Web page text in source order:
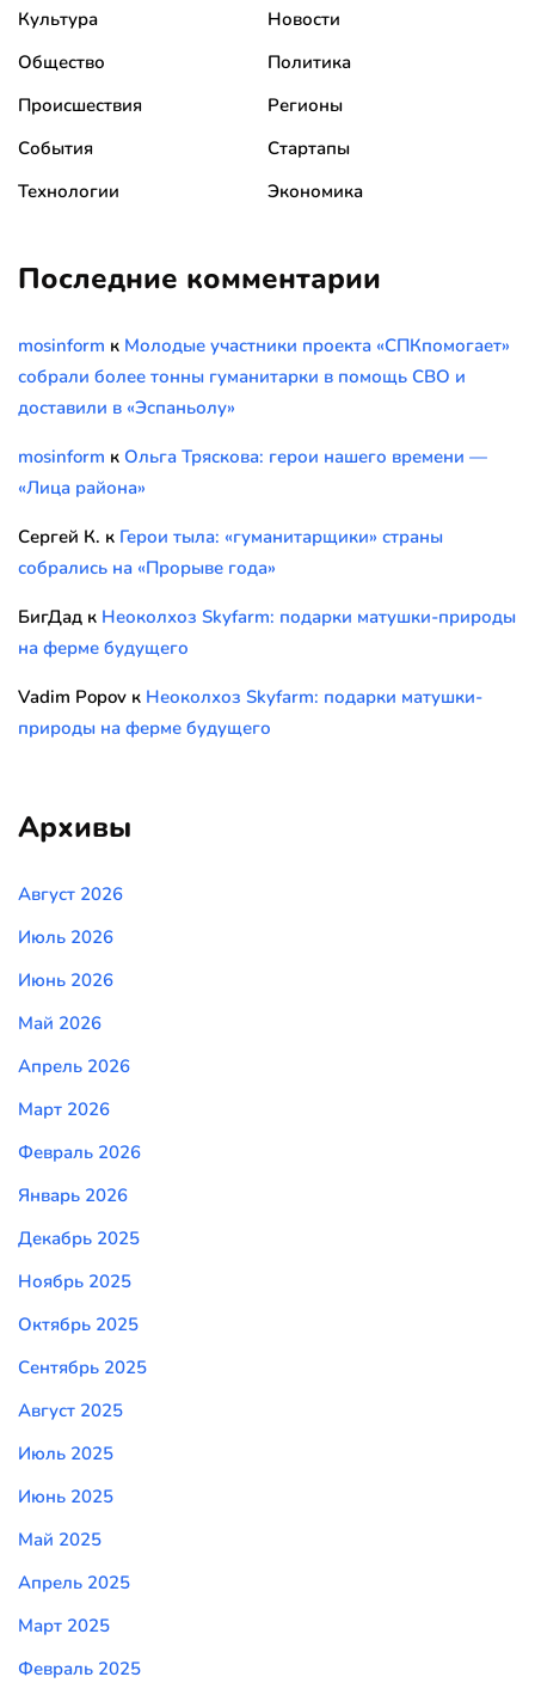
Культура
Новости
Общество
Политика
Происшествия
Регионы
События
Стартапы
Технологии
Экономика
Последние комментарии
mosinform к Молодые участники проекта «СПКпомогает»
собрали более тонны гуманитарки в помощь СВО и
доставили в «Эспаньолу»
mosinform к Ольга Тряскова: герои нашего времени —
«Лица района»
Сергей К. к Герои тыла: «гуманитарщики» страны
собрались на «Прорыве года»
БигДад к Неоколхоз Skyfarm: подарки матушки-природы
на ферме будущего
Vadim Popov к Неоколхоз Skyfarm: подарки матушки-
природы на ферме будущего
Архивы
Август 2026
Июль 2026
Июнь 2026
Май 2026
Апрель 2026
Март 2026
Февраль 2026
Январь 2026
Декабрь 2025
Ноябрь 2025
Октябрь 2025
Сентябрь 2025
Август 2025
Июль 2025
Июнь 2025
Май 2025
Апрель 2025
Март 2025
Февраль 2025